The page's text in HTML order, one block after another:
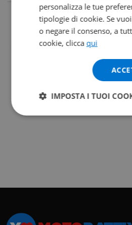
personalizza le tue
tipologie di cookie. Se
o negare il consenso, a
cookie, clicca qui
IMPOSTA I TUOI